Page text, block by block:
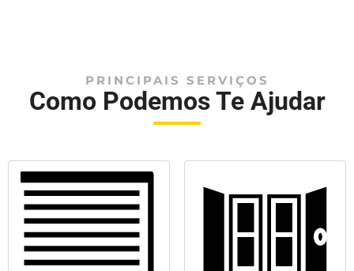
PRINCIPAIS SERVIÇOS
Como Podemos Te Ajudar